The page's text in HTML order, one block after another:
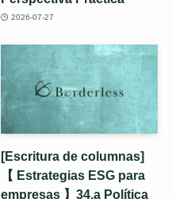
2026-07-27
[Escritura de columnas]
【 Estrategias ESG para
empresas 】34.a Política